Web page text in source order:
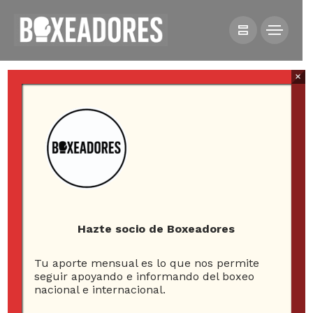
NOTICIAS
Rey Vargas: “Le daré
Hazte socio de Boxeadores
Tu aporte mensual es lo que nos permite
seguir apoyando e informando del boxeo
nacional e internacional.
×